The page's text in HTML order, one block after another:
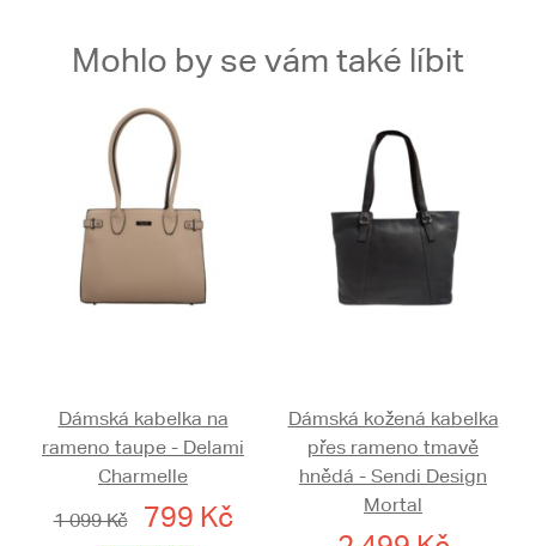
Mohlo by se vám také líbit
Dámská kabelka na
rameno taupe - Delami
Charmelle
1 099 Kč
799 Kč
Dámská kožená kabelka
přes rameno tmavě
hnědá - Sendi Design
Mortal